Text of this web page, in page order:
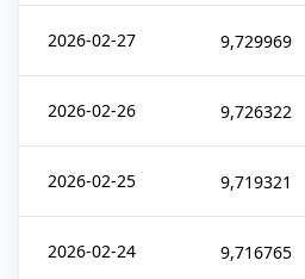
2026-02-27 9,729969
2026-02-26 9,726322
2026-02-25 9,719321
2026-02-24 9,716765